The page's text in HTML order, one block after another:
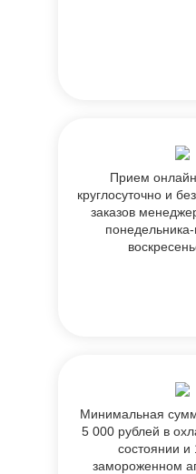
Прием онлайн
круглосуточно и
заказов
понедельника-
Минимальная
5 000 рублей в
состоянии и
замороженном